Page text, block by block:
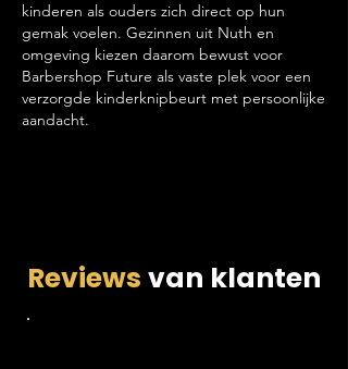
kinderen als ouders zich direct op hun
gemak voelen. Gezinnen uit Nuth en
omgeving kiezen daarom bewust voor
Barbershop Future als vaste plek voor een
verzorgde kinderknipbeurt met persoonlijke
aandacht.
Reviews van klanten